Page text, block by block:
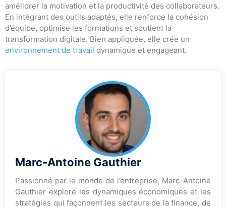
améliorer la motivation et la productivité des collaborateurs.
En intégrant des outils adaptés, elle renforce la cohésion
d’équipe, optimise les formations et soutient la
transformation digitale. Bien appliquée, elle crée un
environnement de travail dynamique et engageant.
Marc-Antoine Gauthier
Passionné par le monde de l’entreprise, Marc-Antoine
Gauthier explore les dynamiques économiques et les
stratégies qui façonnent les secteurs de la finance, de